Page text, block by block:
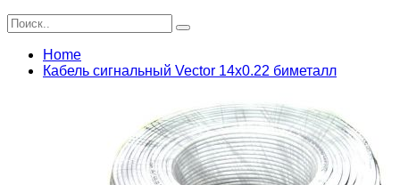
Home
Кабель сигнальный Vector 14х0.22 биметалл